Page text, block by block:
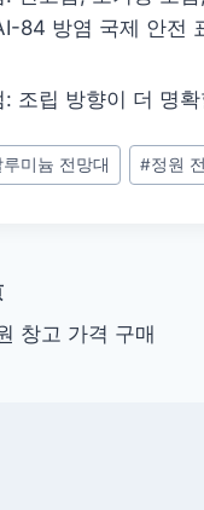
84 방염 국제 안전
: 조립 방향이 더 명
루미늄 전망대 #정원
창고 가격 구매